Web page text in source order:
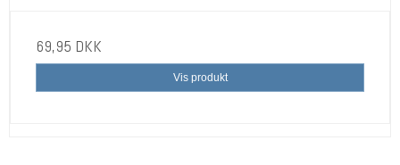
69,95 DKK
Vis produkt